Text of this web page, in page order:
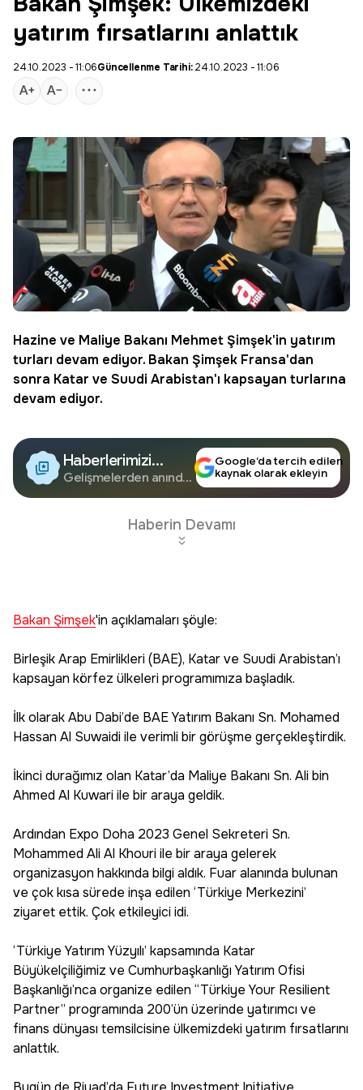
yatırım fırsatlarını anlattık
24.10.2023 - 11:06Güncellenme Tarihi:24.10.2023 - 11:06
Hazine ve Maliye Bakanı Mehmet Şimşek'in yatırım
turları devam ediyor. Bakan Şimşek Fransa'dan
sonra Katar ve Suudi Arabistan'ı kapsayan turlarına
devam ediyor.
Haberlerimizi
Google'da Takip
Edin
Gelişmelerden anında
Google’da tercih edilen
kaynak olarak ekleyin
Haberin Devamı
Bakan Şimşek'in açıklamaları şöyle:
Birleşik Arap Emirlikleri (BAE), Katar ve Suudi Arabistan’ı
kapsayan körfez ülkeleri programımıza başladık.
İlk olarak Abu Dabi’de BAE Yatırım Bakanı Sn. Mohamed
Hassan Al Suwaidi ile verimli bir görüşme gerçekleştirdik.
İkinci durağımız olan Katar’da Maliye Bakanı Sn. Ali bin
Ahmed Al Kuwari ile bir araya geldik.
Ardından Expo Doha 2023 Genel Sekreteri Sn.
Mohammed Ali Al Khouri ile bir araya gelerek
organizasyon hakkında bilgi aldık. Fuar alanında bulunan
ve çok kısa sürede inşa edilen ‘Türkiye Merkezini’
ziyaret ettik. Çok etkileyici idi.
‘Türkiye Yatırım Yüzyılı’ kapsamında Katar
Büyükelçiliğimiz ve Cumhurbaşkanlığı Yatırım Ofisi
Başkanlığı’nca organize edilen “Türkiye Your Resilient
Partner” programında 200’ün üzerinde yatırımcı ve
finans dünyası temsilcisine ülkemizdeki yatırım fırsatlarını
anlattık.